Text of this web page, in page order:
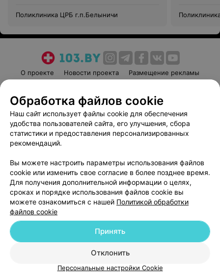
Поликлиника ЦРБ г.п.Белыничи
О проекте Новости проекта
Размещение рекламы
Пользовательское соглашение
Способы оплаты
Вакансии
Партнеры
Написать руководителю 103.by
Обработка персональных данных
© 2026 ООО «Артокс Лаб», УНП 191700409
| 220012, Республика Беларусь,
Служба поддержки +375 291212755
Обработка файлов cookie
Наш сайт использует файлы cookie для обеспечения
удобства пользователей сайта, его улучшения, сбора
статистики и предоставления персонализированных
рекомендаций.
Вы можете настроить параметры использования файлов
cookie или изменить свое согласие в более позднее время.
Для получения дополнительной информации о целях,
сроках и порядке использования файлов cookie вы
можете ознакомиться с нашей Политикой обработки
файлов cookie
Отклонить
Принять
Персональные настройки Cookie